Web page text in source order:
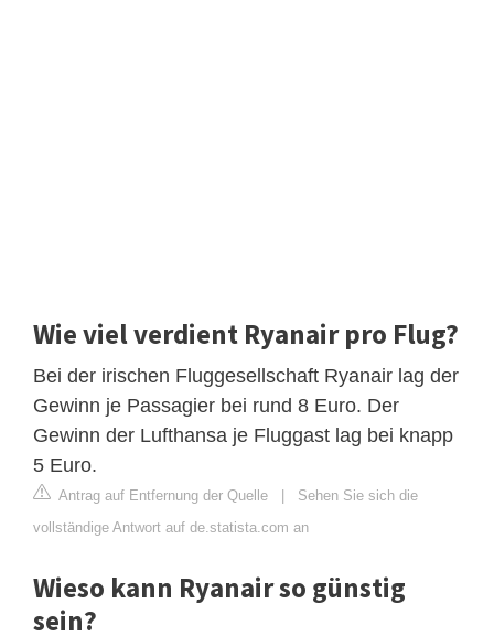
Wie viel verdient Ryanair pro Flug?
Bei der irischen Fluggesellschaft Ryanair lag der
Gewinn je Passagier bei rund 8 Euro. Der
Gewinn der Lufthansa je Fluggast lag bei knapp
5 Euro.
Antrag auf Entfernung der Quelle
Sehen Sie sich die
vollständige Antwort auf de.statista.com an
Wieso kann Ryanair so günstig
sein?